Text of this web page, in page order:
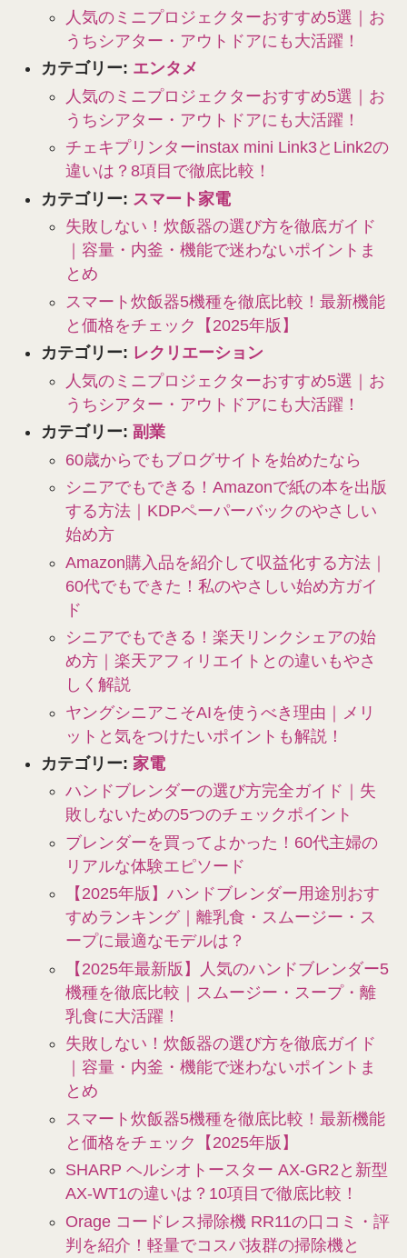
人気のミニプロジェクターおすすめ5選｜お
うちシアター・アウトドアにも大活躍！
カテゴリー: エンタメ
人気のミニプロジェクターおすすめ5選｜お
うちシアター・アウトドアにも大活躍！
チェキプリンターinstax mini Link3とLink2の
違いは？8項目で徹底比較！
カテゴリー: スマート家電
失敗しない！炊飯器の選び方を徹底ガイド
｜容量・内釜・機能で迷わないポイントま
とめ
スマート炊飯器5機種を徹底比較！最新機能
と価格をチェック【2025年版】
カテゴリー: レクリエーション
人気のミニプロジェクターおすすめ5選｜お
うちシアター・アウトドアにも大活躍！
カテゴリー: 副業
60歳からでもブログサイトを始めたなら
シニアでもできる！Amazonで紙の本を出版
する方法｜KDPペーパーバックのやさしい
始め方
Amazon購入品を紹介して収益化する方法｜
60代でもできた！私のやさしい始め方ガイ
ド
シニアでもできる！楽天リンクシェアの始
め方｜楽天アフィリエイトとの違いもやさ
しく解説
ヤングシニアこそAIを使うべき理由｜メリ
ットと気をつけたいポイントも解説！
カテゴリー: 家電
ハンドブレンダーの選び方完全ガイド｜失
敗しないための5つのチェックポイント
ブレンダーを買ってよかった！60代主婦の
リアルな体験エピソード
【2025年版】ハンドブレンダー用途別おす
すめランキング｜離乳食・スムージー・ス
ープに最適なモデルは？
【2025年最新版】人気のハンドブレンダー5
機種を徹底比較｜スムージー・スープ・離
乳食に大活躍！
失敗しない！炊飯器の選び方を徹底ガイド
｜容量・内釜・機能で迷わないポイントま
とめ
スマート炊飯器5機種を徹底比較！最新機能
と価格をチェック【2025年版】
SHARP ヘルシオトースター AX-GR2と新型
AX-WT1の違いは？10項目で徹底比較！
Orage コードレス掃除機 RR11の口コミ・評
判を紹介！軽量でコスパ抜群の掃除機と